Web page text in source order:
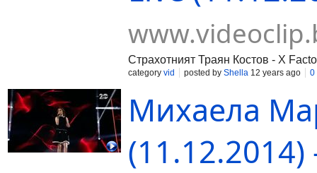
Страхотният Траян Костов - X
category vid posted by Shella 12 years ago 0
Михаела